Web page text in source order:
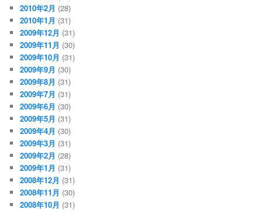
2010年2月 (28)
2010年1月 (31)
2009年12月 (31)
2009年11月 (30)
2009年10月 (31)
2009年9月 (30)
2009年8月 (31)
2009年7月 (31)
2009年6月 (30)
2009年5月 (31)
2009年4月 (30)
2009年3月 (31)
2009年2月 (28)
2009年1月 (31)
2008年12月 (31)
2008年11月 (30)
2008年10月 (31)